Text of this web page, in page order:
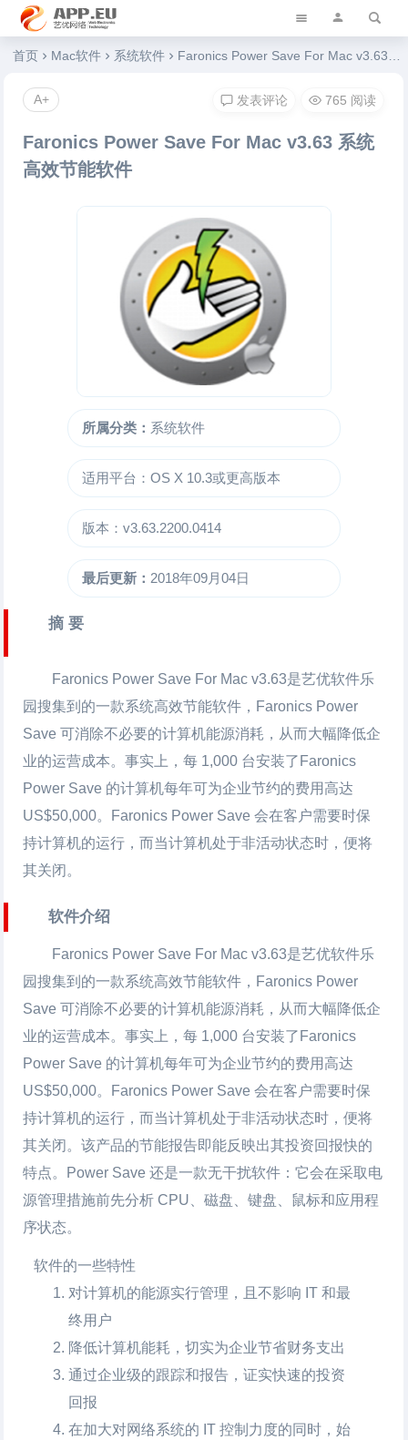
艺优软件乐园
首页 Mac软件 系统软件 Faronics Power Save For Mac v3.63 系统高效节能软件
Faronics Power Save For Mac v3.63 系统
高效节能软件
所属分类： 系统软件
适用平台：OS X 10.3或更高版本
版本：v3.63.2200.0414
最后更新： 2018年09月04日
摘 要
Faronics Power Save For Mac v3.63是艺优软件乐
园搜集到的一款系统高效节能软件，Faronics Power
Save 可消除不必要的计算机能源消耗，从而大幅降低企
业的运营成本。事实上，每 1,000 台安装了Faronics
Power Save 的计算机每年可为企业节约的费用高达
US$50,000。Faronics Power Save 会在客户需要时保
持计算机的运行，而当计算机处于非活动状态时，便将
其关闭。
软件介绍
Faronics Power Save For Mac v3.63是艺优软件乐
园搜集到的一款系统高效节能软件，Faronics Power
Save 可消除不必要的计算机能源消耗，从而大幅降低企
业的运营成本。事实上，每 1,000 台安装了Faronics
Power Save 的计算机每年可为企业节约的费用高达
US$50,000。Faronics Power Save 会在客户需要时保
持计算机的运行，而当计算机处于非活动状态时，便将
其关闭。该产品的节能报告即能反映出其投资回报快的
特点。Power Save 还是一款无干扰软件：它会在采取电
源管理措施前先分析 CPU、磁盘、键盘、鼠标和应用程
序状态。
软件的一些特性
对计算机的能源实行管理，且不影响 IT 和最
终用户
降低计算机能耗，切实为企业节省财务支出
通过企业级的跟踪和报告，证实快速的投资
回报
在加大对网络系统的 IT 控制力度的同时，始
发表评论 765 阅读
A+